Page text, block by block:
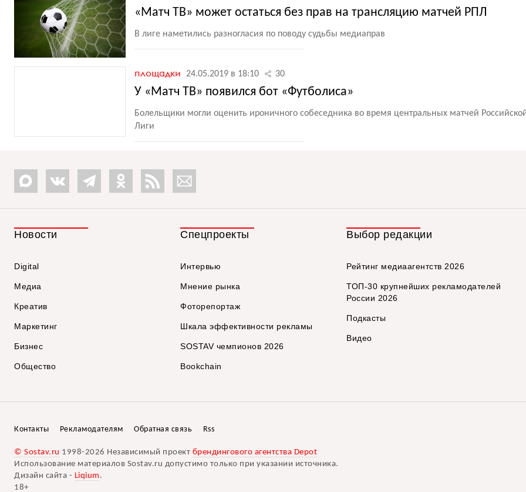
«Матч ТВ» может остаться без прав на трансляцию матчей РПЛ
В лиге наметились разногласия по поводу судьбы медиаправ
площадки 24.05.2019 в 18:10 30
У «Матч ТВ» появился бот «Футболиса»
Болельщики могли оценить ироничного собеседника во время центральных матчей
Лиги
Новости
Digital
Медиа
Креатив
Маркетинг
Бизнес
Общество
Спецпроекты
Интервью
Мнение рынка
Фоторепортаж
Шкала эффективности рекламы
SOSTAV чемпионов 2026
Bookchain
Выбор редакции
Рейтинг медиаагентств 2026
ТОП-30 крупнейших рекламодателей
России 2026
Подкасты
Видео
Контакты Рекламодателям Обратная связь Rss
© Sostav.ru 1998-2026 Независимый проект брендингового агентства Depot
Использование материалов Sostav.ru допустимо только при указании источника.
Дизайн сайта - Liqium .
18+